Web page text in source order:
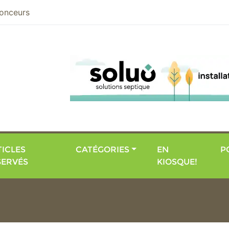
CATÉGORIES
EN
KIOSQUE!